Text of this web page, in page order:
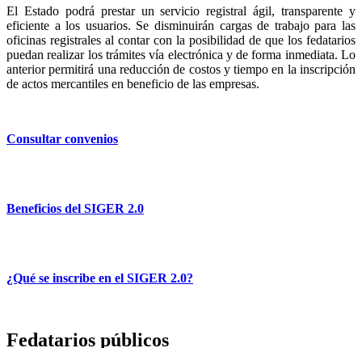
El Estado podrá prestar un servicio registral ágil, transparente y
eficiente a los usuarios. Se disminuirán cargas de trabajo para las
oficinas registrales al contar con la posibilidad de que los fedatarios
puedan realizar los trámites vía electrónica y de forma inmediata. Lo
anterior permitirá una reducción de costos y tiempo en la inscripción
de actos mercantiles en beneficio de las empresas.
Consultar convenios
Beneficios del SIGER 2.0
¿Qué se inscribe en el SIGER 2.0?
Fedatarios públicos